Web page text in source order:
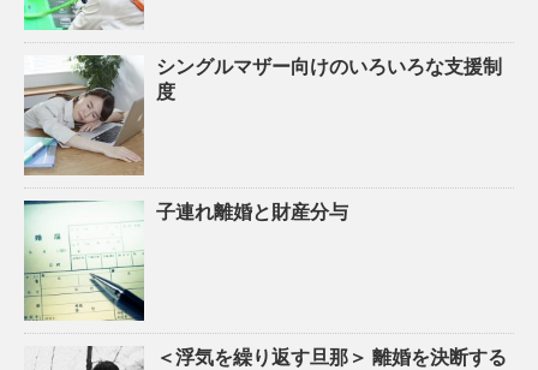
シングルマザー向けのいろいろな支援制
度
子連れ離婚と財産分与
＜浮気を繰り返す旦那＞ 離婚を決断する